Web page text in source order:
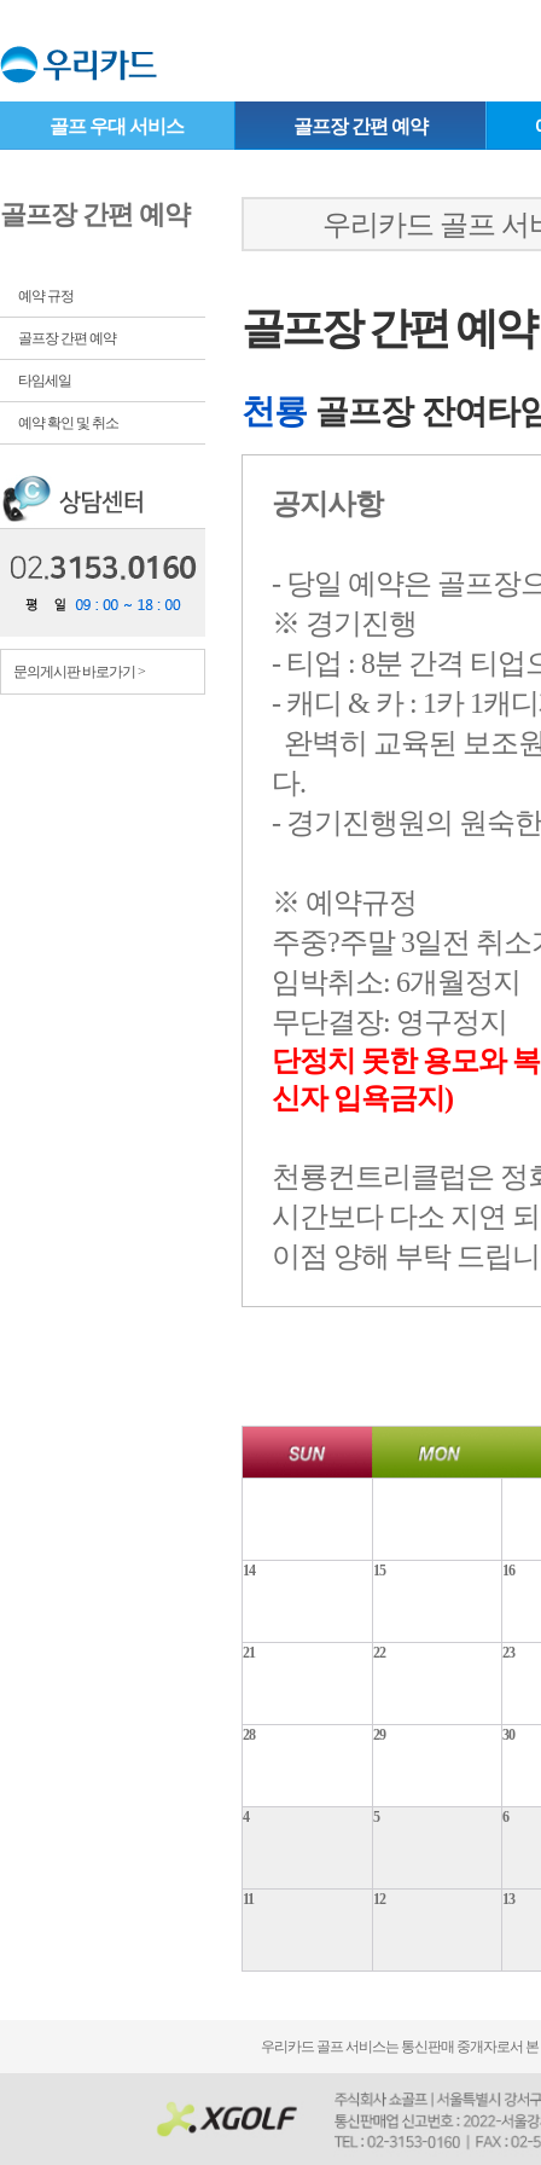
골프 우대 서비스 골프장 간편 예약
골프장 간편 예약
예약 규정
골프장 간편 예약
타임세일
예약 확인 및 취소
문의게시판 바로가기 >
우리카드 골프 서
골프장 간편 예약
천룡 골프장 잔여타
공지사항
- 당일 예약은 골프장
※ 경기진행
- 티업 : 8분 간격 티
- 캐디 & 카 : 1카 1캐
완벽히 교육된 보조
다.
- 경기진행원의 원숙
※ 예약규정
주중?주말 3일전 취소
임박취소: 6개월정지
무단결장: 영구정지
단정치 못한 용모와
신자 입욕금지)
천룡컨트리클럽은 정
시간보다 다소 지연
이점 양해 부탁 드립
14 15 16
21 22 23
28 29 30
4 5 6
11 12 13
우리카드 골프 서비스는 통신판매 중개자로서